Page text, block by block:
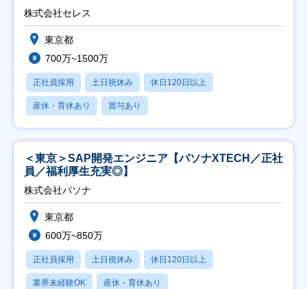
株式会社セレス
東京都
700万~1500万
正社員採用 土日祝休み 休日120日以上
産休・育休あり 賞与あり
＜東京＞SAP開発エンジニア【パソナXTECH／正社
員／福利厚生充実◎】
株式会社パソナ
東京都
600万~850万
正社員採用 土日祝休み 休日120日以上
業界未経験OK 産休・育休あり